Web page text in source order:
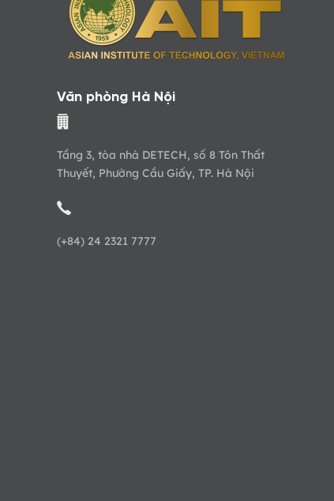
Văn phòng Hà Nội
Tầng 3, tòa nhà DETECH, số 8 Tôn Thất
Thuyết, Phường Cầu Giấy, TP. Hà Nội
(+84) 24 2321 7777